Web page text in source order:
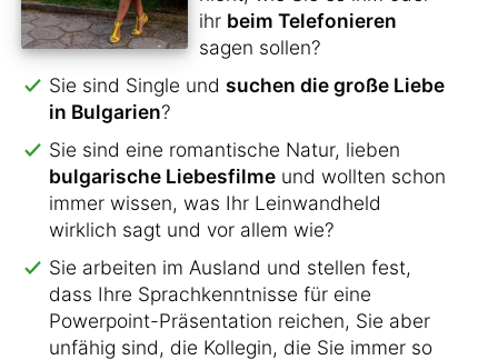
ihr beim Telefonieren
sagen sollen?
Sie sind Single und suchen die große Liebe
in Bulgarien?
Sie sind eine romantische Natur, lieben
bulgarische Liebesfilme und wollten schon
immer wissen, was Ihr Leinwandheld
wirklich sagt und vor allem wie?
Sie arbeiten im Ausland und stellen fest,
dass Ihre Sprachkenntnisse für eine
Powerpoint-Präsentation reichen, Sie aber
unfähig sind, die Kollegin, die Sie immer so